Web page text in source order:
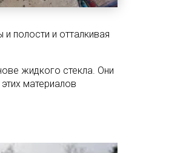
полости и отталкивая
жидкого стекла. Они
материалов